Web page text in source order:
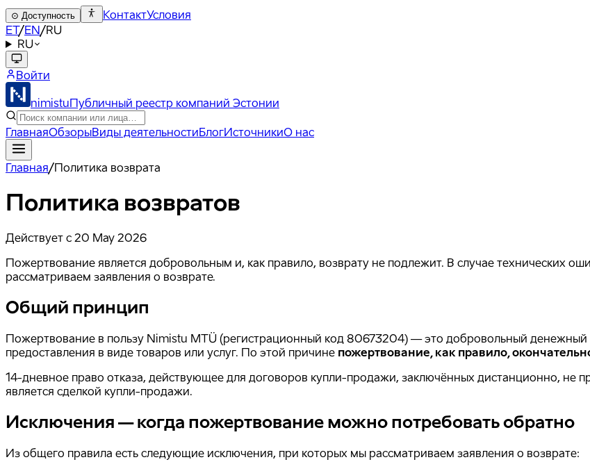
⊙ Доступность КонтактУсловия
ET/EN/RU
RU
Войти
nimistuПубличный реестр компаний Эстонии
ГлавнаяОбзорыВиды деятельностиБлогИсточникиО нас
Главная/Политика возврата
Политика возвратов
Действует с 20 May 2026
Пожертвование является добровольным и, как правило, возврату не подлежит. В случае технических
рассматриваем заявления о возврате.
Общий принцип
Пожертвование в пользу Nimistu MTÜ (регистрационный код 80673204) — это добровольный денежный
предоставления в виде товаров или услуг. По этой причине пожертвование, как правило,
14-дневное право отказа, действующее для договоров купли-продажи, заключённых дистанционно, не
является сделкой купли-продажи.
Исключения — когда пожертвование можно потребовать обратно
Из общего правила есть следующие исключения, при которых мы рассматриваем заявления о возврате: